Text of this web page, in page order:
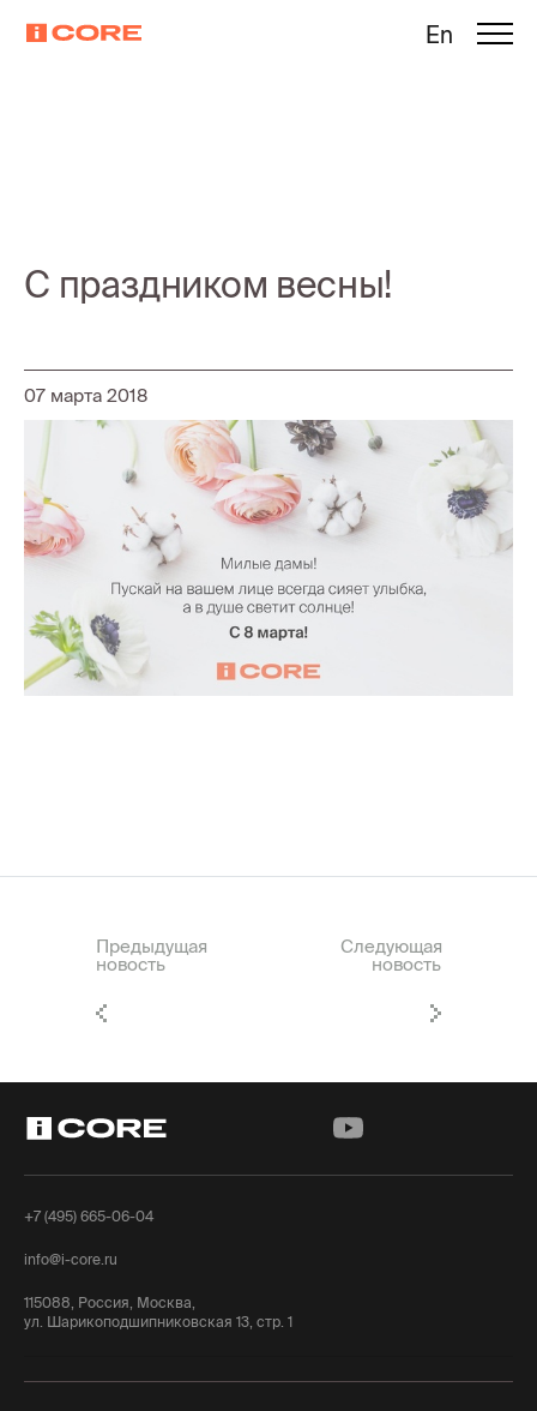
En
С праздником весны!
07 марта 2018
Предыдущая
новость
Следующая
новость
+7 (495) 665-06-04
info@i-core.ru
115088, Россия, Москва,
ул. Шарикоподшипниковская 13, стр. 1